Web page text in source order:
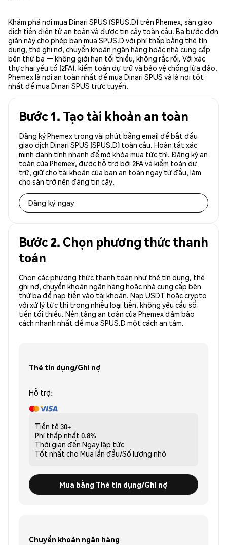
Khám phá nơi mua Dinari SPUS (SPUS.D) trên Phemex, sàn giao
dịch tiền điện tử an toàn và được tin cậy toàn cầu. Ba bước đơn
giản này cho phép bạn mua SPUS.D với phí thấp bằng thẻ tín
dụng, thẻ ghi nợ, chuyển khoản ngân hàng hoặc nhà cung cấp
bên thứ ba — không giới hạn tối thiểu, không rắc rối. Với xác
thực hai yếu tố (2FA), kiểm toán dự trữ và bảo vệ chống lừa đảo,
Phemex là nơi an toàn nhất để mua Dinari SPUS và là nơi tốt
nhất để mua Dinari SPUS trực tuyến.
Bước 1. Tạo tài khoản an toàn
Đăng ký Phemex trong vài phút bằng email để bắt đầu
giao dịch Dinari SPUS (SPUS.D) toàn cầu. Hoàn tất xác
minh danh tính nhanh để mở khóa mua tức thì. Đăng ký an
toàn của Phemex, được hỗ trợ bởi 2FA và kiểm toán dự
trữ, giữ cho tài khoản của bạn an toàn ngay từ đầu, làm
cho sàn trở nên đáng tin cậy.
Đăng ký ngay
Bước 2. Chọn phương thức thanh
toán
Chọn các phương thức thanh toán như thẻ tín dụng, thẻ
ghi nợ, chuyển khoản ngân hàng hoặc nhà cung cấp bên
thứ ba để nạp tiền vào tài khoản. Nạp USDT hoặc crypto
với xử lý tức thì trong nhiều loại tiền, không yêu cầu số
tiền tối thiểu. Nền tảng an toàn của Phemex đảm bảo
cách nhanh nhất để mua SPUS.D một cách an tâm.
Thẻ tín dụng/Ghi nợ
Hỗ trợ:
Tiền tệ 30+
Phí thấp nhất 0.8%
Thời gian đến Ngay lập tức
Tốt nhất cho Mua lần đầu/Số lượng nhỏ
Mua bằng Thẻ tín dụng/Ghi nợ
Chuyển khoản ngân hàng